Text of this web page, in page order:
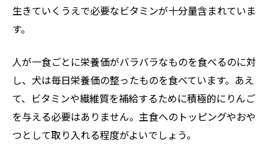
生きていくうえで必要なビタミンが十分量含まれていま
す。
人が一食ごとに栄養価がバラバラなものを食べるのに対
し、犬は毎日栄養価の整ったものを食べています。あえ
て、ビタミンや繊維質を補給するために積極的にりんご
を与える必要はありません。主食へのトッピングやおや
つとして取り入れる程度がよいでしょう。